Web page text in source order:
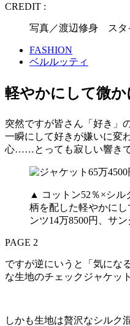
CREDIT :
写真／渡辺修身 スタ
FASHION
ベルルッティ
軽やかにして微
突然ですが皆さん「好き」
一瞬にして好きが嫌いに変
心……とっても寂しい響きで
▲ コットン52％×シル
柄を配した軽やかに
ンツ14万8500円、サ
PAGE 2
ですが逆にいうと「気にな
な生地のチェックジャケッ
しかも生地は贅沢なシルク